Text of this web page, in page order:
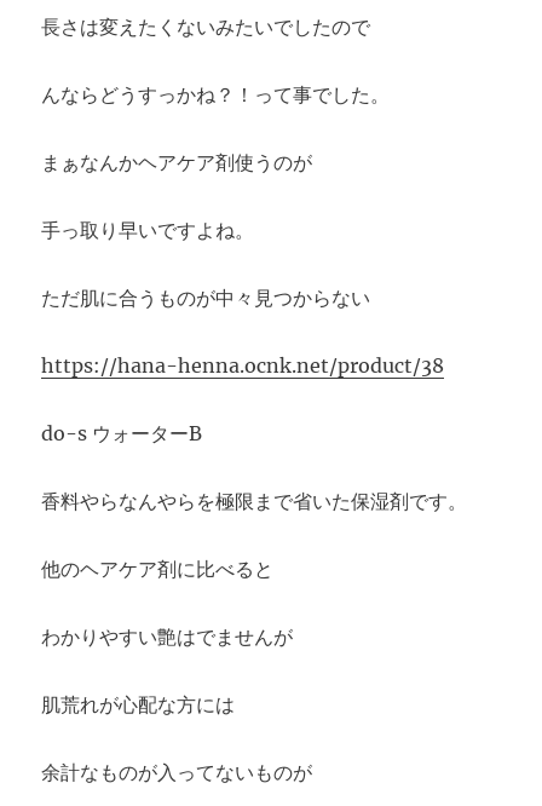
長さは変えたくないみたいでしたので
んならどうすっかね？！って事でした。
まぁなんかヘアケア剤使うのが
手っ取り早いですよね。
ただ肌に合うものが中々見つからない
https://hana-henna.ocnk.net/product/38
do-s ウォーターB
香料やらなんやらを極限まで省いた保湿剤です。
他のヘアケア剤に比べると
わかりやすい艶はでませんが
肌荒れが心配な方には
余計なものが入ってないものが